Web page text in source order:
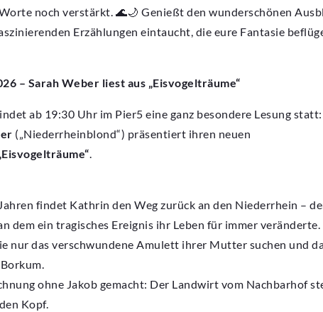
noch verstärkt. 🌊🌙 Genießt den wunderschönen
Erzählungen eintaucht, die eure Fantasie
– Sarah Weber liest aus „Eisvogelträume“
ab 19:30 Uhr im Pier5 eine ganz besondere Lesung statt:
(„Niederrheinblond“) präsentiert ihren neuen
.
findet Kathrin den Weg zurück an den Niederrhein –
dem ein tragisches Ereignis ihr Leben für immer veränderte.
nur das verschwundene Amulett ihrer Mutter suchen und
ohne Jakob gemacht: Der Landwirt vom Nachbarhof
Kopf.